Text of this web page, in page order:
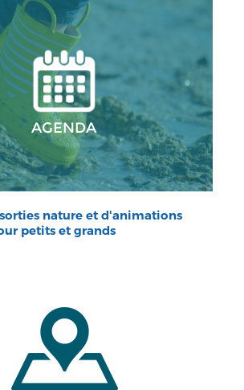
AGENDA
nature et d'animations
petits et grands